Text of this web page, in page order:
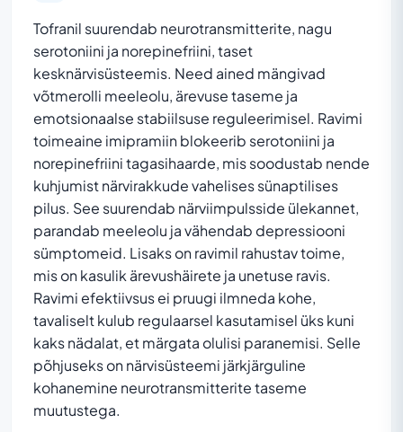
Tofranil suurendab neurotransmitterite, nagu
serotoniini ja norepinefriini, taset
kesknärvisüsteemis. Need ained mängivad
võtmerolli meeleolu, ärevuse taseme ja
emotsionaalse stabiilsuse reguleerimisel. Ravimi
toimeaine imipramiin blokeerib serotoniini ja
norepinefriini tagasihaarde, mis soodustab nende
kuhjumist närvirakkude vahelises sünaptilises
pilus. See suurendab närviimpulsside ülekannet,
parandab meeleolu ja vähendab depressiooni
sümptomeid. Lisaks on ravimil rahustav toime,
mis on kasulik ärevushäirete ja unetuse ravis.
Ravimi efektiivsus ei pruugi ilmneda kohe,
tavaliselt kulub regulaarsel kasutamisel üks kuni
kaks nädalat, et märgata olulisi paranemisi. Selle
põhjuseks on närvisüsteemi järkjärguline
kohanemine neurotransmitterite taseme
muutustega.